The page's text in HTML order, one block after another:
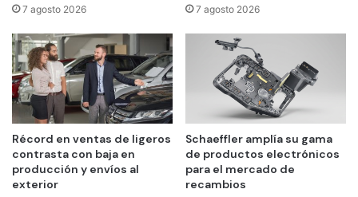
7 agosto 2026 7 agosto 2026
Récord en ventas de ligeros
contrasta con baja en
producción y envíos al
exterior
Schaeffler amplía su gama
de productos electrónicos
para el mercado de
recambios